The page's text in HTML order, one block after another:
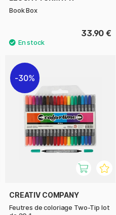
Book Box
33.90 €
30%
CREATIV COMPANY
Feutres de coloriage Two-Tip lot